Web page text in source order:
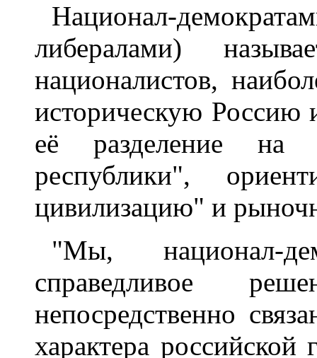
Национал-
либералами)
националистов,
историческую Россию
её разделение на
республики",
цивилизацию" и
"Мы, национал-
справедливое
непосредственно
характера российской